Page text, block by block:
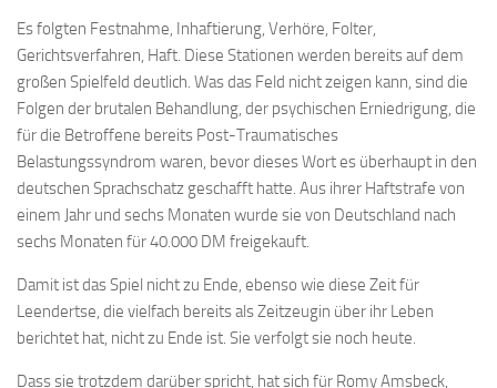
Es folgten Festnahme, Inhaftierung, Verhöre, Folter,
Gerichtsverfahren, Haft. Diese Stationen werden bereits auf dem
großen Spielfeld deutlich. Was das Feld nicht zeigen kann, sind die
Folgen der brutalen Behandlung, der psychischen Erniedrigung, die
für die Betroffene bereits Post-Traumatisches
Belastungssyndrom waren, bevor dieses Wort es überhaupt in den
deutschen Sprachschatz geschafft hatte. Aus ihrer Haftstrafe von
einem Jahr und sechs Monaten wurde sie von Deutschland nach
sechs Monaten für 40.000 DM freigekauft.
Damit ist das Spiel nicht zu Ende, ebenso wie diese Zeit für
Leendertse, die vielfach bereits als Zeitzeugin über ihr Leben
berichtet hat, nicht zu Ende ist. Sie verfolgt sie noch heute.
Dass sie trotzdem darüber spricht, hat sich für Romy Amsbeck,